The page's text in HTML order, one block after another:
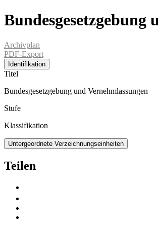
Bundesgesetzgebung
Archivplan
PDF-Export
Identifikation
Titel
Bundesgesetzgebung und Vernehmlassungen
Stufe
Klassifikation
Untergeordnete Verzeichnungseinheiten
Teilen